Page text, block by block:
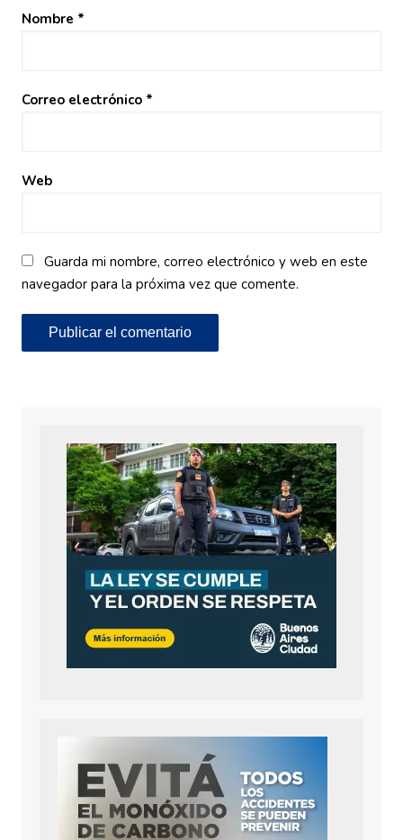
Nombre *
Correo electrónico *
Web
Guarda mi nombre, correo electrónico y web en este
navegador para la próxima vez que comente.